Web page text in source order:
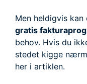
Men heldigvis
gratis
behov. Hvis du
stedet kigge
her i artiklen.